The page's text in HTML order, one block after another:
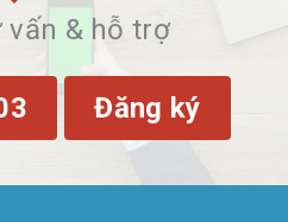
vấn & hỗ trợ
Đăng ký